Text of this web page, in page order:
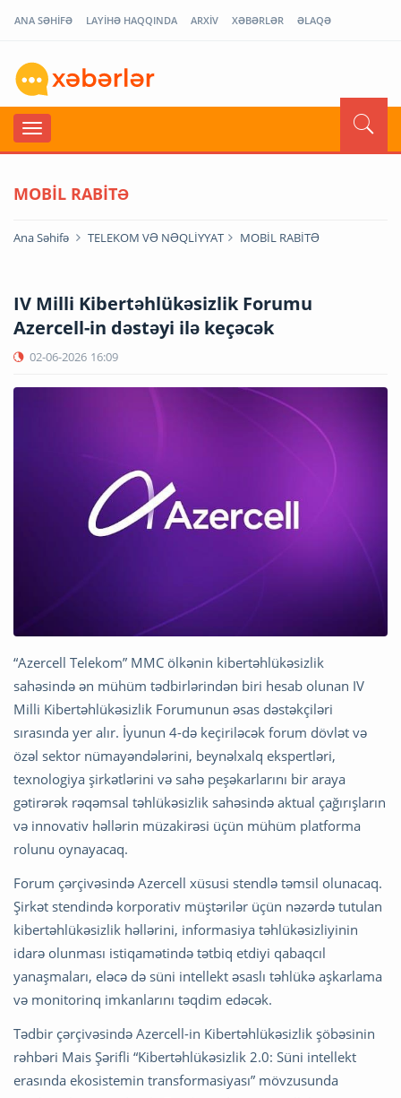
ANA SƏHİFƏ LAYİHƏ HAQQINDA ARXİV XƏBƏRLƏR ƏLAQƏ
MOBİL RABİTƏ
Ana Səhifə TELEKOM VƏ NƏQLİYYAT MOBİL RABİTƏ
IV Milli Kibertəhlükəsizlik Forumu
Azercell-in dəstəyi ilə keçəcək
02-06-2026 16:09
“Azercell Telekom” MMC ölkənin kibertəhlükəsizlik
sahəsində ən mühüm tədbirlərindən biri hesab olunan IV
Milli Kibertəhlükəsizlik Forumunun əsas dəstəkçiləri
sırasında yer alır. İyunun 4-də keçiriləcək forum dövlət və
özəl sektor nümayəndələrini, beynəlxalq ekspertləri,
texnologiya şirkətlərini və sahə peşəkarlarını bir araya
gətirərək rəqəmsal təhlükəsizlik sahəsində aktual çağırışların
və innovativ həllərin müzakirəsi üçün mühüm platforma
rolunu oynayacaq.
Forum çərçivəsində Azercell xüsusi stendlə təmsil olunacaq.
Şirkət stendində korporativ müştərilər üçün nəzərdə tutulan
kibertəhlükəsizlik həllərini, informasiya təhlükəsizliyinin
idarə olunması istiqamətində tətbiq etdiyi qabaqcıl
yanaşmaları, eləcə də süni intellekt əsaslı təhlükə aşkarlama
və monitorinq imkanlarını təqdim edəcək.
Tədbir çərçivəsində Azercell-in Kibertəhlükəsizlik şöbəsinin
rəhbəri Mais Şərifli “Kibertəhlükəsizlik 2.0: Süni intellekt
erasında ekosistemin transformasiyası” mövzusunda